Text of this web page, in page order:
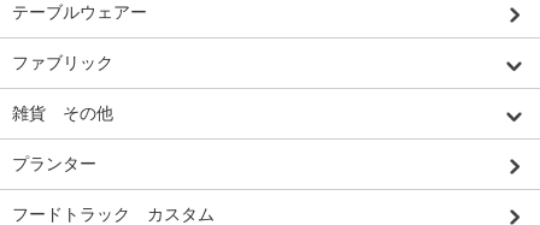
テーブルウェアー
ファブリック
雑貨 その他
プランター
フードトラック カスタム